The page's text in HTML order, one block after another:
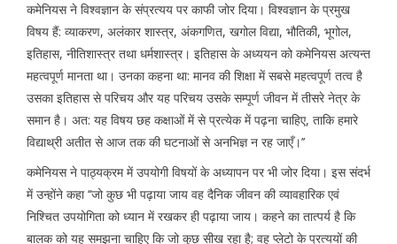
कमेनियस ने विश्वज्ञान के संप्रत्यय पर काफी जोर दिया। विश्वज्ञान के प्रमुख
विषय हैं: व्याकरण, अलंकार शास्त्र, अंकगणित, खगोल विद्या, भौतिकी, भूगोल,
इतिहास, नीतिशास्त्र तथा धर्मशास्त्र। इतिहास के अध्ययन को कमेनियस अत्यन्त
महत्वपूर्ण मानता था। उनका कहना था: मानव की शिक्षा में सबसे महत्वपूर्ण तत्व है
उसका इतिहास से परिचय और यह परिचय उसके सम्पूर्ण जीवन में तीसरे नेत्र के
समान है। अत: यह विषय छह कक्षाओं में से प्रत्येक में पढ़ना चाहिए, ताकि हमारे
विद्याथ्री अतीत से आज तक की घटनाओं से अनभिज्ञ न रह जाएँ।’’
कमेनियस ने पाठ्यक्रम में उपयोगी विषयों के अध्यापन पर भी जोर दिया। इस संदर्भ
में उन्होंने कहा ‘‘जो कुछ भी पढ़ाया जाय वह दैनिक जीवन की व्यावहारिक एवं
निश्चित उपयोगिता को ध्यान में रखकर ही पढ़ाया जाय। कहने का तात्पर्य है कि
बालक को यह समझना चाहिए कि जो कुछ सीख रहा है; वह प्लेटो के प्रत्ययों की